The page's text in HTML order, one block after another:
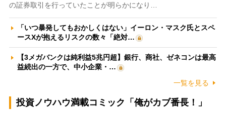
の証券取引を行っていたことが明らかになり…
「いつ暴発してもおかしくはない」イーロン・マスク氏とスペ
ースXが抱えるリスクの数々「絶対…
【3メガバンクは純利益5兆円超】銀行、商社、ゼネコンは最高
益続出の一方で、中小企業・…
一覧を見る
投資ノウハウ満載コミック「俺がカブ番長！」